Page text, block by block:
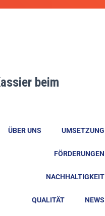
beim
ÜBER UNS UMSETZUNG
FÖRDERUNGEN
NACHHALTIGKEIT
QUALITÄT NEWS